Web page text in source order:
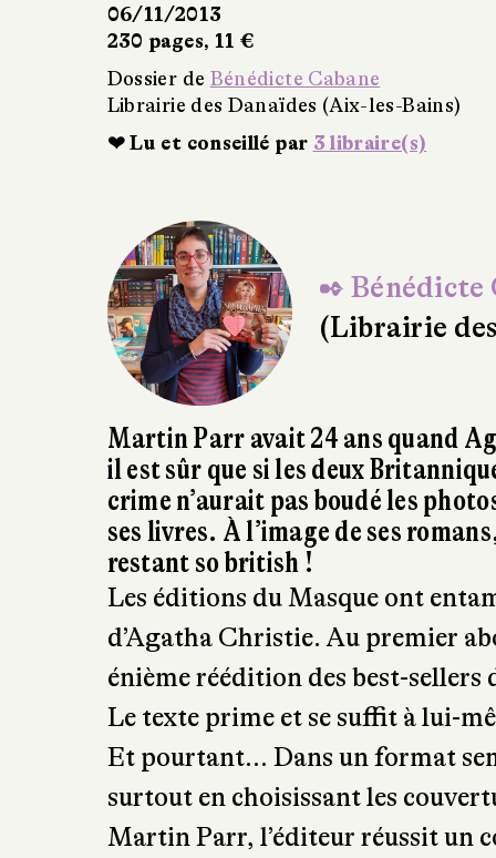
06/11/2013
230 pages, 11 €
Dossier deBénédicte Cabane
Librairie des Danaïdes (Aix-les-Bains)
❤ Lu et conseillé par 5 libraire(s)
✒ Bénédicte
(Librairie
Martin Parr avait 24 ans quand
il est sûr que si les deux
crime n’aurait pas boudé les
ses livres. À l’image de ses
restant so british !
Les éditions du Masque ont
d’Agatha Christie. Au premier
énième réédition des best-sellers
Le texte prime et se suffit à lui-
Et pourtant… Dans un format
surtout en choisissant les
Martin Parr, l’éditeur réussit un